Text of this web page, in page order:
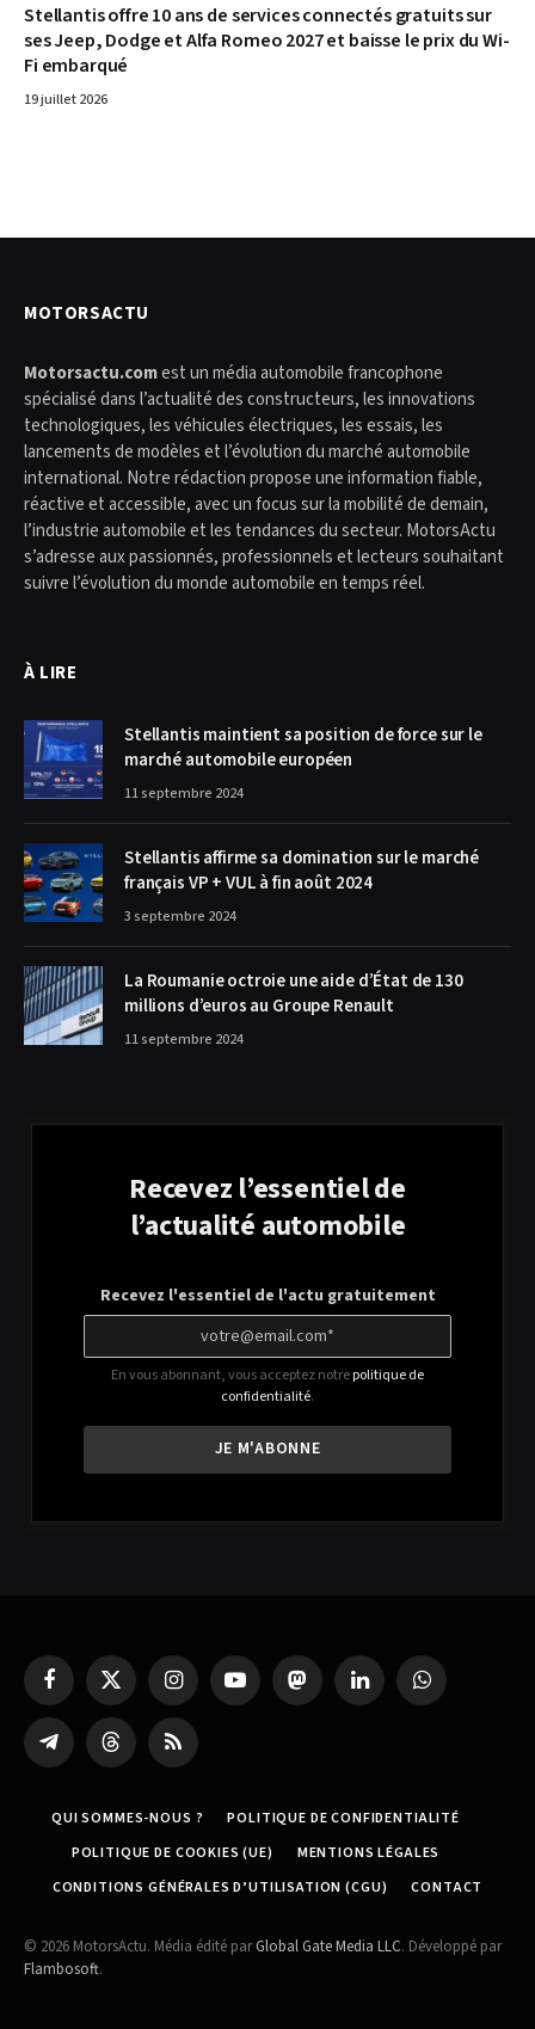
Stellantis offre 10 ans de services connectés gratuits sur
ses Jeep, Dodge et Alfa Romeo 2027 et baisse le prix du Wi-
Fi embarqué
19 juillet 2026
MOTORSACTU
Motorsactu.comest un média automobile francophone
spécialisé dans l’actualité des constructeurs, les innovations
technologiques, les véhicules électriques, les essais, les
lancements de modèles et l’évolution du marché automobile
international. Notre rédaction propose une information fiable,
réactive et accessible, avec un focus sur la mobilité de demain,
l’industrie automobile et les tendances du secteur. MotorsActu
s’adresse aux passionnés, professionnels et lecteurs souhaitant
suivre l’évolution du monde automobile en temps réel.
À LIRE
Stellantis maintient sa position de force sur le
marché automobile européen
11 septembre 2024
Stellantis affirme sa domination sur le marché
français VP + VUL à fin août 2024
3 septembre 2024
La Roumanie octroie une aide d’État de 130
millions d’euros au Groupe Renault
11 septembre 2024
Recevez l’essentiel de
l’actualité automobile
Recevez l'essentiel de l'actu gratuitement
En vous abonnant, vous acceptez notrepolitique de
confidentialité.
FacebookX
(Twitter)
InstagramYouTube MastodonLinkedIn WhatsApp
Partager
sur
Threads RSS
QUI SOMMES-NOUS ?
POLITIQUE DE CONFIDENTIALITÉ
POLITIQUE DE COOKIES (UE)
MENTIONS LÉGALES
CONDITIONS GÉNÉRALES D’UTILISATION (CGU)
CONTACT
© 2026 MotorsActu. Média édité parGlobal Gate Media LLC. Développé par
Flambosoft.